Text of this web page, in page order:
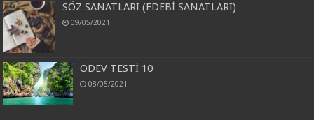
SÖZ SANATLARI (EDEBİ SANATLARI)
09/05/2021
ÖDEV TESTİ 10
08/05/2021